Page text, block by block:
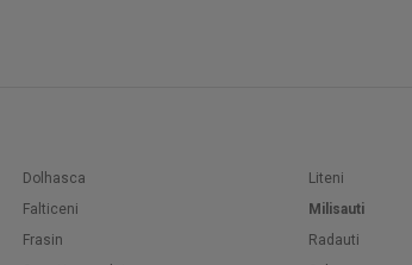
Dolhasca
Falticeni
Frasin
Liteni
Milisauti
Radauti